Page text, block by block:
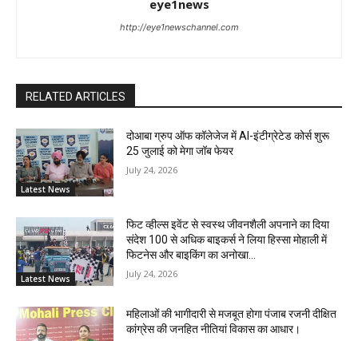
eye1news
http://eye1newschannel.com
RELATED ARTICLES
Latest News
दोआबा ग्रुप ऑफ कॉलेजेज में AI-इंटीग्रेटेड कोर्स शुरू
25 जुलाई को मेगा जॉब फेयर
July 24, 2026
Latest News
फिट व्हील्स इवेंट से स्वस्थ जीवनशैली अपनाने का दिया
संदेश 100 से अधिक बाइकर्स ने लिया हिस्सा मोहाली में
फिटनेस और बाइकिंग का अनोखा...
July 24, 2026
महिलाओं की भागीदारी से मजबूत होगा पंजाब रजनी दीक्षित
कांग्रेस की जनहित नीतियां विकास का आधार।